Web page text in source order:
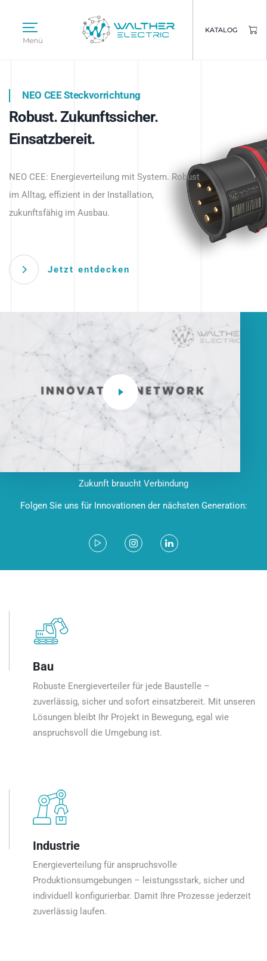
Menü
KATALOG
Intelligente Stromverteilung
beginnt hier.
NEO CEE Steckvorrichtung
Robust. Zukunftssicher.
Einsatzbereit.
NEO CEE: Energieverteilung mit System. Robust
im Alltag, effizient in der Installation,
zukunftsfähig im Ausbau.
Jetzt entdecken
Intelligenz trifft Energie.
Anwendungen – robust, IP-geschützt und
zukunftsfähig.
Zukunft braucht Verbindung
Folgen Sie uns für Innovationen der nächsten Generation:
Bau
Robuste Energieverteiler für jede Baustelle –
zuverlässig, sicher und sofort einsatzbereit. Mit unseren
Lösungen bleibt Ihr Projekt in Bewegung, egal wie
anspruchsvoll die Umgebung ist.
Industrie
Energieverteilung für anspruchsvolle
Produktionsumgebungen – leistungsstark, sicher und
individuell konfigurierbar. Damit Ihre Prozesse jederzeit
zuverlässig laufen.